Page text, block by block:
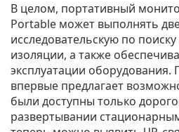
В целом, портативный
Portable может выполнять
исследовательскую по
изоляции, а также
эксплуатации
впервые предлагает
были доступны только
развертывании